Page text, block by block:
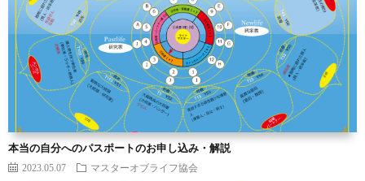
本当の自分へのパスポートのお申し込み・解説
2023.05.07 マスターオブライフ協会